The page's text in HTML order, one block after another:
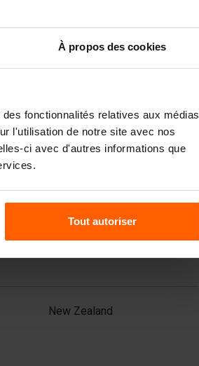
À propos des cookies
fonctionnalités relatives aux médias
l'utilisation de notre site avec nos
ci avec d'autres informations que
Tout autoriser
Qatar
South Korea
Sri Lanka
Taiwan
Thailand
New Zealand